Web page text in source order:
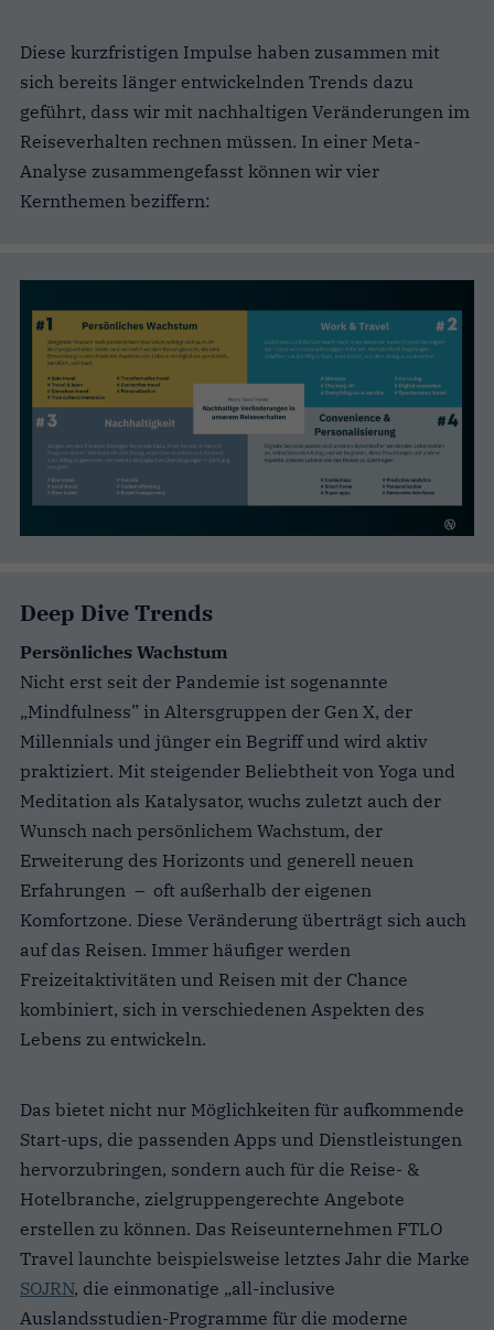
Diese kurzfristigen Impulse haben zusammen mit
sich bereits länger entwickelnden Trends dazu
geführt, dass wir mit nachhaltigen Veränderungen im
Reiseverhalten rechnen müssen. In einer Meta-
Analyse zusammengefasst können wir vier
Kernthemen beziffern:
Deep Dive Trends
Persönliches Wachstum
Nicht erst seit der Pandemie ist sogenannte
„Mindfulness” in Altersgruppen der Gen X, der
Millennials und jünger ein Begriff und wird aktiv
praktiziert. Mit steigender Beliebtheit von Yoga und
Meditation als Katalysator, wuchs zuletzt auch der
Wunsch nach persönlichem Wachstum, der
Erweiterung des Horizonts und generell neuen
Erfahrungen – oft außerhalb der eigenen
Komfortzone. Diese Veränderung überträgt sich auch
auf das Reisen. Immer häufiger werden
Freizeitaktivitäten und Reisen mit der Chance
kombiniert, sich in verschiedenen Aspekten des
Lebens zu entwickeln.
Das bietet nicht nur Möglichkeiten für aufkommende
Start-ups, die passenden Apps und Dienstleistungen
hervorzubringen, sondern auch für die Reise- &
Hotelbranche, zielgruppengerechte Angebote
erstellen zu können. Das Reiseunternehmen FTLO
Travel launchte beispielsweise letztes Jahr die Marke
SOJRN, die einmonatige „all-inclusive
Auslandsstudien-Programme für die moderne